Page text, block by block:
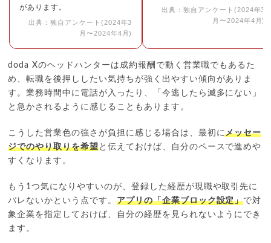
があります。
出典：独自アンケート(2024年3
月〜2024年4月)
出典：独自アンケート(2024年3
月〜2024年4月)
doda Xのヘッドハンターは成約報酬で動く営業職でもあるた
め、転職を後押ししたい気持ちが強く出やすい傾向がありま
す。業務時間中に電話が入ったり、「今逃したら滅多にない」
と急かされるように感じることもあります。
こうした営業色の強さが負担に感じる場合は、最初にメッセー
ジでのやり取りを希望と伝えておけば、自分のペースで進めや
すくなります。
もう1つ気になりやすいのが、登録した経歴が現職や取引先に
バレないかという点です。 アプリの「企業ブロック設定」で対
象企業を指定しておけば、自分の経歴を見られないようにでき
ます。